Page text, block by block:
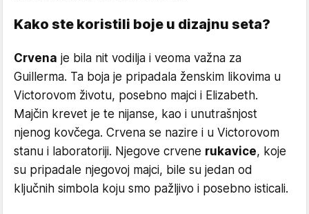
Kako ste koristili boje u dizajnu seta?
Crvena je bila nit vodilja i veoma važna za
Guillerma. Ta boja je pripadala ženskim likovima u
Victorovom životu, posebno majci i Elizabeth.
Majčin krevet je te nijanse, kao i unutrašnjost
njenog kovčega. Crvena se nazire i u Victorovom
stanu i laboratoriji. Njegove crvene rukavice, koje
su pripadale njegovoj majci, bile su jedan od
ključnih simbola koju smo pažljivo i posebno isticali.